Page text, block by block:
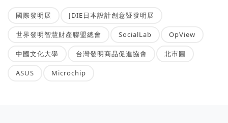
國際發明展 JDIE日本設計創意暨發明展
世界發明智慧財產聯盟總會 SocialLab OpView
中國文化大學 台灣發明商品促進協會 北市圖
ASUS Microchip